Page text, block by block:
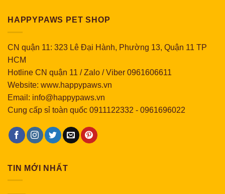
HAPPYPAWS PET SHOP
CN quận 11: 323 Lê Đại Hành, Phường 13, Quận 11 TP
HCM
Hotline CN quận 11 / Zalo / Viber 0961606611
Website: www.happypaws.vn
Email: info@happypaws.vn
Cung cấp sỉ toàn quốc 0911122332 - 0961696022
TIN MỚI NHẤT